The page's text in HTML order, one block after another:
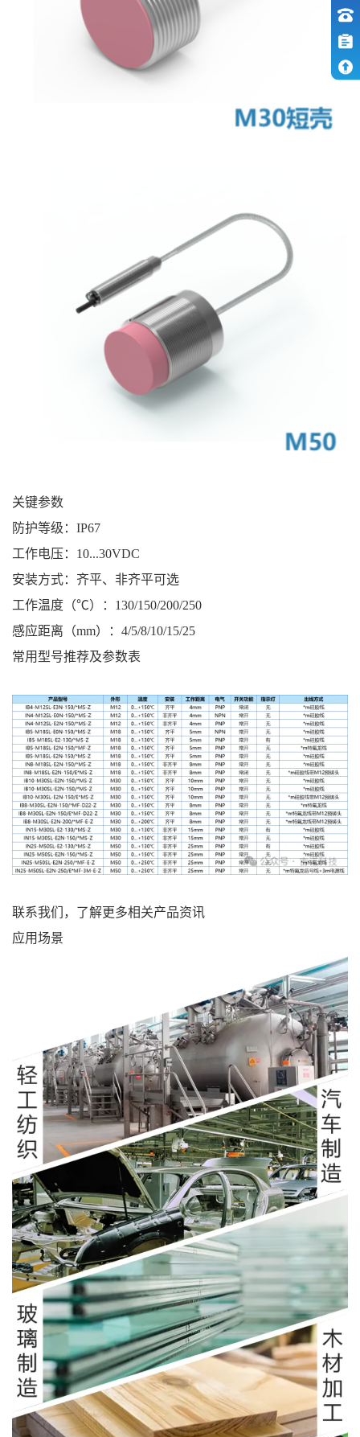
关键参数
防护等级：IP67
工作电压：10...30VDC
安装方式：齐平、非齐平可选
工作温度（℃）：130/150/200/250
感应距离（mm）：4/5/8/10/15/25
常用型号推荐及参数表
联系我们，了解更多相关产品资讯
应用场景